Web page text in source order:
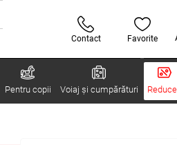
Contact Favorite
Pentru copii Voiaj și cumpărături